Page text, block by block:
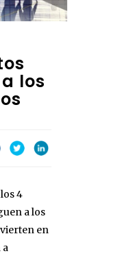
los
4
a los
en
a